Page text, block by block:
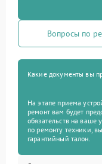
Вопросы по
Какие документы вы
На этапе приема
ремонт вам будет
обязательств на ваше
по ремонту техники,
гарантийный талон.